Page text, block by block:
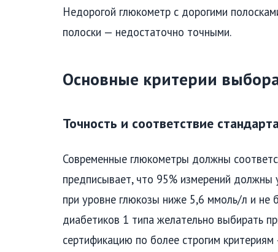
Недорогой глюкометр с дорогими
полоски — недостаточно точными.
Основные критерии
Точность и соответствие
Современные глюкометры должны
предписывает, что 95% измерений
при уровне глюкозы ниже 5,6 ммоль/л и
диабетиков 1 типа желательно выбирать
сертификацию по более строгим